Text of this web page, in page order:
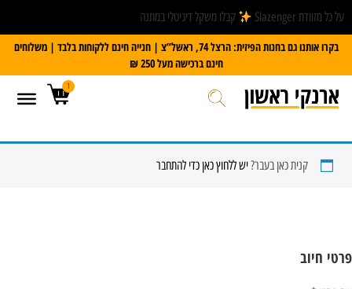
על כל מזוודת Slazenger
קבלו משקל דיגיטלי במתנה
בקרו אותנו גם בחנות הפיזית: הרצל 74, ראשל”צ | חנייה חינם ללקוחות בלבד | משלוחים
חינם ברכישה מעל 250 ₪
1
קנית כאן בעבר?יש ללחוץ כאן כדי להתחבר
פרטי חיוב‫